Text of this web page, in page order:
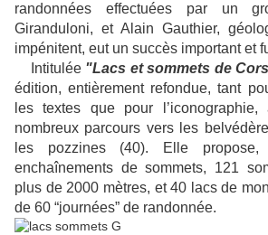
randonnées effectuées par un
Giranduloni, et Alain Gauthier,
impénitent, eut un succès important et
Intitulée "Lacs et sommets de
édition, entièrement refondue, tant
les textes que pour
nombreux parcours vers les
les pozzines (40). Elle
enchaînements de sommets, 121
plus de 2000 mètres, et 40 lacs de
de 60 “journées” de randonnée.